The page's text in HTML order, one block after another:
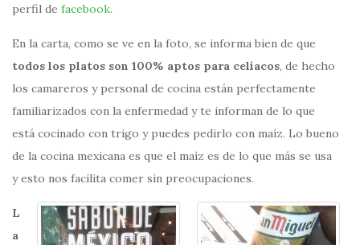
perfil de facebook.
En la carta, como se ve en la foto, se informa bien de que
todos los platos son 100% aptos para celíacos, de hecho
los camareros y personal de cocina están perfectamente
familiarizados con la enfermedad y te informan de lo que
está cocinado con trigo y puedes pedirlo con maíz. Lo bueno
de la cocina mexicana es que el maíz es de lo que más se usa
y esto nos facilita comer sin preocupaciones.
L
a